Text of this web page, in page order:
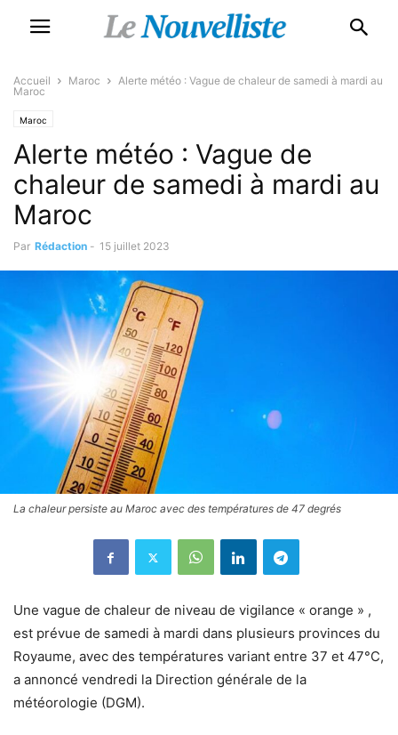
Accueil Maroc
Alerte météo : Vague de chaleur de samedi à mardi au
Maroc
Maroc
Alerte météo : Vague de
chaleur de samedi à mardi au
Maroc
Par Rédaction - 15 juillet 2023
La chaleur persiste au Maroc avec des températures de 47 degrés
Une vague de chaleur de niveau de vigilance « orange » ,
est prévue de samedi à mardi dans plusieurs provinces du
Royaume, avec des températures variant entre 37 et 47°C,
a annoncé vendredi la Direction générale de la
météorologie (DGM).